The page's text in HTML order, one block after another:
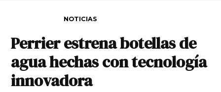
NOTICIAS
Perrier estrena botellas de
agua hechas con tecnología
innovadora